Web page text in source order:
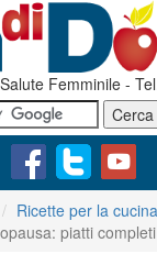
Femminile -
Ricette per la cucina
piatti